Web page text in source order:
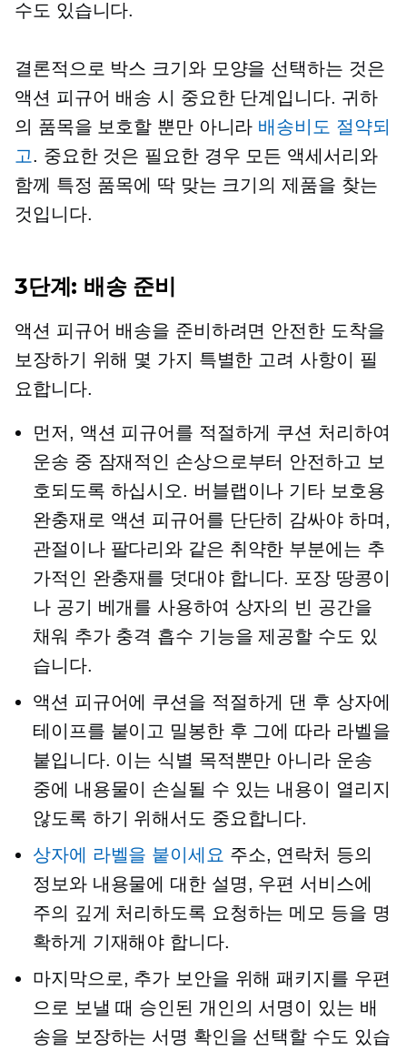
수도 있습니다.
결론적으로 박스 크기와 모양을 선택하는 것은
액션 피규어 배송 시 중요한 단계입니다. 귀하
의 품목을 보호할 뿐만 아니라 배송비도 절약되
고. 중요한 것은 필요한 경우 모든 액세서리와
함께 특정 품목에 딱 맞는 크기의 제품을 찾는
것입니다.
3단계: 배송 준비
액션 피규어 배송을 준비하려면 안전한 도착을
보장하기 위해 몇 가지 특별한 고려 사항이 필
요합니다.
먼저, 액션 피규어를 적절하게 쿠션 처리하여
운송 중 잠재적인 손상으로부터 안전하고 보
호되도록 하십시오. 버블랩이나 기타 보호용
완충재로 액션 피규어를 단단히 감싸야 하며,
관절이나 팔다리와 같은 취약한 부분에는 추
가적인 완충재를 덧대야 합니다. 포장 땅콩이
나 공기 베개를 사용하여 상자의 빈 공간을
채워 추가 충격 흡수 기능을 제공할 수도 있
습니다.
액션 피규어에 쿠션을 적절하게 댄 후 상자에
테이프를 붙이고 밀봉한 후 그에 따라 라벨을
붙입니다. 이는 식별 목적뿐만 아니라 운송
중에 내용물이 손실될 수 있는 내용이 열리지
않도록 하기 위해서도 중요합니다.
상자에 라벨을 붙이세요 주소, 연락처 등의
정보와 내용물에 대한 설명, 우편 서비스에
주의 깊게 처리하도록 요청하는 메모 등을 명
확하게 기재해야 합니다.
마지막으로, 추가 보안을 위해 패키지를 우편
으로 보낼 때 승인된 개인의 서명이 있는 배
송을 보장하는 서명 확인을 선택할 수도 있습